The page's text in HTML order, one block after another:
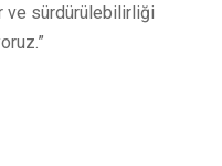
ve sürdürülebilirliği